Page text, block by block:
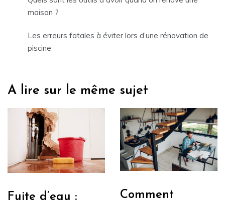
maison ?
Les erreurs fatales à éviter lors d’une rénovation de
piscine
A lire sur le même sujet
Fuite d’eau : Comment